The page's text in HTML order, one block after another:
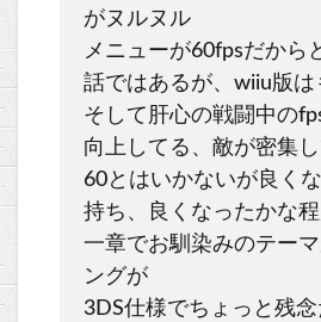
がヌルヌル
メニューが60fpsだから
話ではあるが、wiiu版は
そして肝心の戦闘中の
向上してる、敵が密集
60とはいかないが良く
持ち、良くなったかな
一章でお馴染みのテー
ングが
3DS仕様でちょっと残念